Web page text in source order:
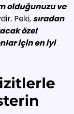
olduğunuzu ve
Peki, sıradan
özel
için en iyi